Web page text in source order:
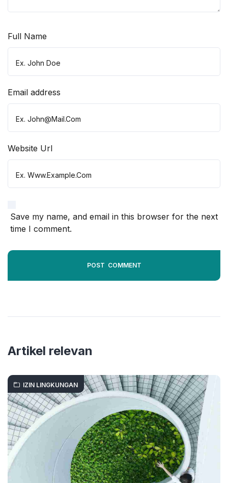
Full Name
Email address
Website Url
Save my name, and email in this browser for the next
time I comment.
Artikel relevan
IZIN LINGKUNGAN